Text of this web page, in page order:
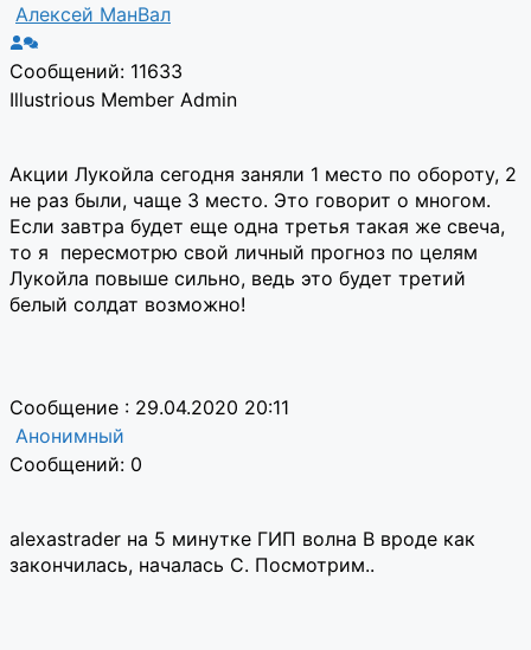
Алексей МанВал
Сообщений: 11633
Illustrious Member Admin
Акции Лукойла сегодня заняли 1 место по обороту, 2
не раз были, чаще 3 место. Это говорит о многом.
Если завтра будет еще одна третья такая же свеча,
то я пересмотрю свой личный прогноз по целям
Лукойла повыше сильно, ведь это будет третий
белый солдат возможно!
Сообщение : 29.04.2020 20:11
Анонимный
Сообщений: 0
alexastrader на 5 минутке ГИП волна В вроде как
закончилась, началась C. Посмотрим..